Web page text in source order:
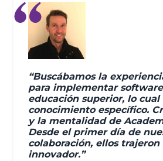
“Buscábamos la
para implementar
educación superior, lo
conocimiento específico.
y la mentalidad de
Desde el primer día de
colaboración, ellos
innovador.”